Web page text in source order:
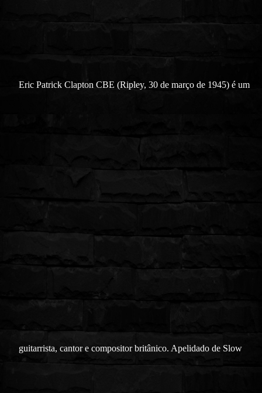
Eric Patrick Clapton CBE (Ripley, 30 de março de 1945) é um
guitarrista, cantor e compositor britânico. Apelidado de Slow